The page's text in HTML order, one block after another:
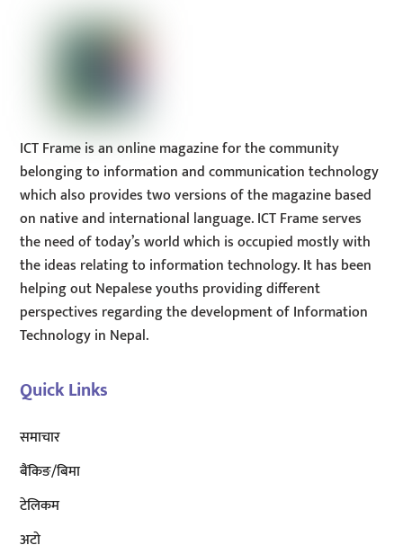
ICT Frame is an online magazine for the community
belonging to information and communication technology
which also provides two versions of the magazine based
on native and international language. ICT Frame serves
the need of today’s world which is occupied mostly with
the ideas relating to information technology. It has been
helping out Nepalese youths providing different
perspectives regarding the development of Information
Technology in Nepal.
Quick Links
समाचार
बैंकिङ/बिमा
टेलिकम
अटाे